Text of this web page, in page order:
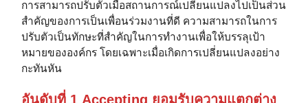
การสามารถปรับตัวเมื่อสถานการณ์เปลี่ยนแปลงไปเป็นส่วน
สำคัญของการเป็นเพื่อนร่วมงานที่ดี ความสามารถในการ
ปรับตัวเป็นทักษะที่สำคัญในการทำงานเพื่อให้บรรลุเป้า
หมายขององค์กร โดยเฉพาะเมื่อเกิดการเปลี่ยนแปลงอย่าง
กะทันหัน
อันดับที่ 1 Accepting ยอมรับความแตกต่าง